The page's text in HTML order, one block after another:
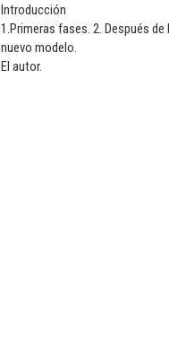
Introducción
1.Primeras fases. 2. Después
nuevo modelo.
El autor.